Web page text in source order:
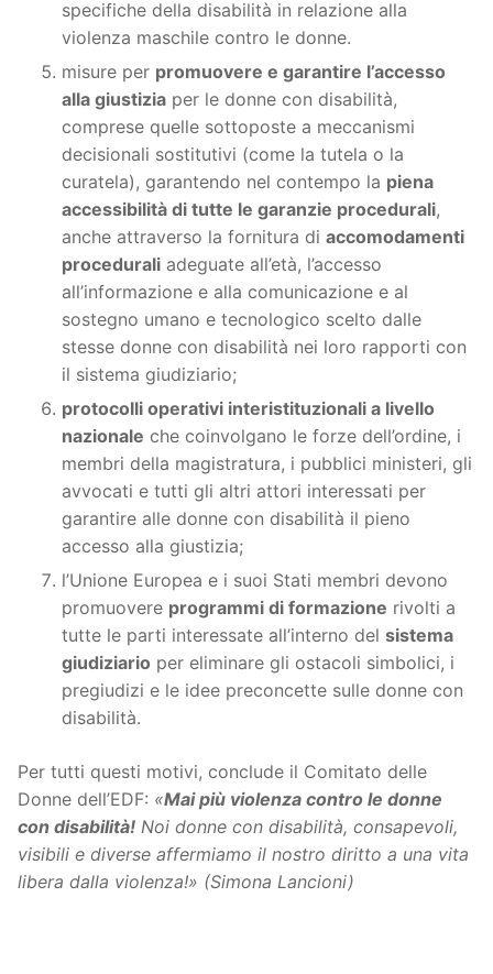
specifiche della disabilità in relazione alla
violenza maschile contro le donne.
misure per promuovere e garantire l’accesso
alla giustizia per le donne con disabilità,
comprese quelle sottoposte a meccanismi
decisionali sostitutivi (come la tutela o la
curatela), garantendo nel contempo la piena
accessibilità di tutte le garanzie procedurali,
anche attraverso la fornitura di accomodamenti
procedurali adeguate all’età, l’accesso
all’informazione e alla comunicazione e al
sostegno umano e tecnologico scelto dalle
stesse donne con disabilità nei loro rapporti con
il sistema giudiziario;
protocolli operativi interistituzionali a livello
nazionale che coinvolgano le forze dell’ordine, i
membri della magistratura, i pubblici ministeri, gli
avvocati e tutti gli altri attori interessati per
garantire alle donne con disabilità il pieno
accesso alla giustizia;
l’Unione Europea e i suoi Stati membri devono
promuovere programmi di formazione rivolti a
tutte le parti interessate all’interno del sistema
giudiziario per eliminare gli ostacoli simbolici, i
pregiudizi e le idee preconcette sulle donne con
disabilità.
Per tutti questi motivi, conclude il Comitato delle
Donne dell’EDF: «Mai più violenza contro le donne
con disabilità! Noi donne con disabilità, consapevoli,
visibili e diverse affermiamo il nostro diritto a una vita
libera dalla violenza!» (Simona Lancioni)